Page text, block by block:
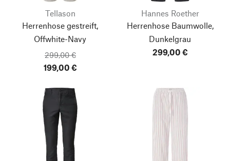
Tellason
Herrenhose gestreift,
Offwhite-Navy
299,00 €
199,00 €
Hannes Roether
Herrenhose Baumwolle,
Dunkelgrau
299,00 €